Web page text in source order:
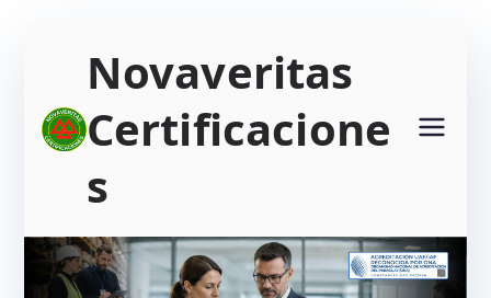
Novaveritas
Certificacione
s